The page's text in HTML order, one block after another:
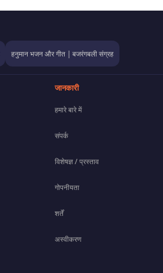
हनुमान भजन और गीत | बजरंगबली संग्रह
जानकारी
हमारे बारे में
संपर्क
विशेषज्ञ / प्रस्ताव
गोपनीयता
शर्तें
अस्वीकरण